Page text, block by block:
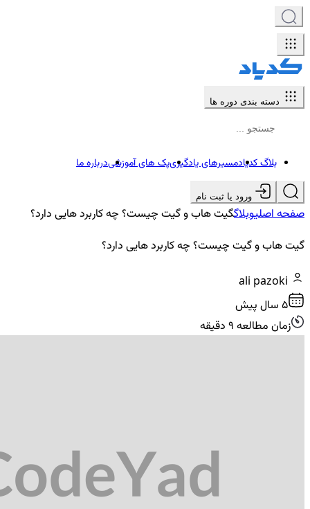
دسته بندی دوره ها
بلاگ کدیادمسیرهای یادگیریپک های آموزشیدرباره ما
ورود یا ثبت نام
صفحه اصلیوبلاگگیت هاب و گیت چیست؟ چه کاربرد هایی دارد؟
گیت هاب و گیت چیست؟ چه کاربرد هایی دارد؟
5 سال پیش
زمان مطالعه 9 دقیقه